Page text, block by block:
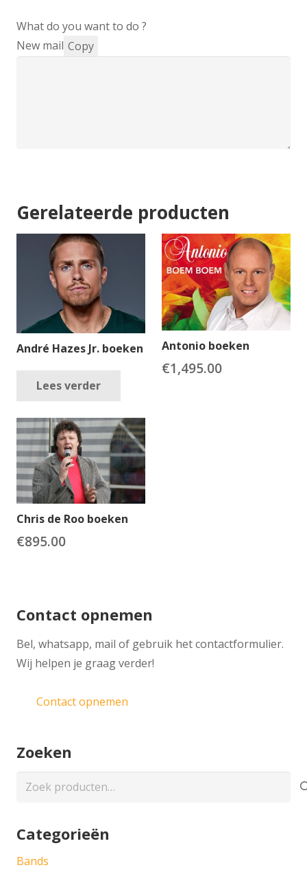
What do you want to do ?
New mail Copy
Gerelateerde producten
André Hazes Jr. boeken
Lees verder
Antonio boeken
€1,495.00
Chris de Roo boeken
€895.00
Contact opnemen
​Bel, whatsapp, mail of gebruik het contactformulier.
Wij helpen je graag verder!
Contact opnemen
Zoeken
Zoeken
Categorieën
Bands